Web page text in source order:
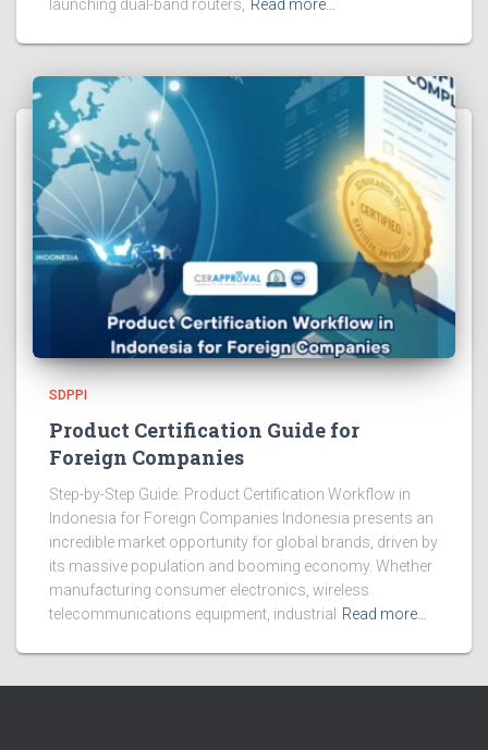
launching dual-band routers, Read more…
SDPPI
Product Certification Guide for
Foreign Companies
Step-by-Step Guide: Product Certification Workflow in
Indonesia for Foreign Companies Indonesia presents an
incredible market opportunity for global brands, driven by
its massive population and booming economy. Whether
manufacturing consumer electronics, wireless
telecommunications equipment, industrial
Read more…